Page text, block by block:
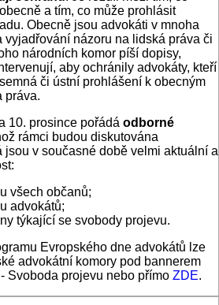
a tím, co může prohlásit
Obecně jsou advokáti v mnoha
vyjadřování názoru na lidská práva či
národních komor píší dopisy,
aby ochránily advokáty, kteří
či ústní prohlášení k obecným
práva.
10. prosince pořádá odborné
rámci budou diskutována
jsou v současné době velmi aktuální a
všech občanů;
advokátů;
týkající se svobody projevu.
Evropského dne advokátů lze
advokátní komory pod bannerem
Svoboda projevu nebo přímo ZDE.